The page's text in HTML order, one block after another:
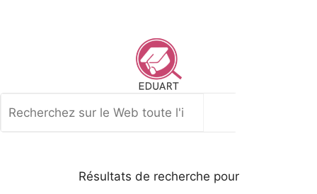
Résultats de recherche pour